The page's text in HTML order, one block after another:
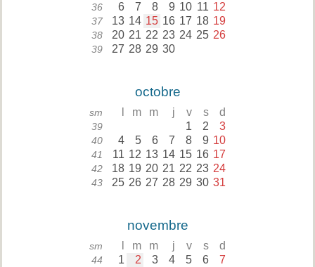
36 6 7 8 9 10 11 12
37 13 14 15 16 17 18 19
38 20 21 22 23 24 25 26
39 27 28 29 30
octobre
sm m m j v s d
39 1 2 3
40 4 5 6 7 8 9 10
41 11 12 13 14 15 16 17
42 18 19 20 21 22 23 24
43 25 26 27 28 29 30 31
novembre
sm m m j v s d
44 1 2 3 4 5 6 7